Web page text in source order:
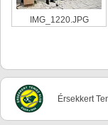
IMG_1220.JPG
Érsekkert